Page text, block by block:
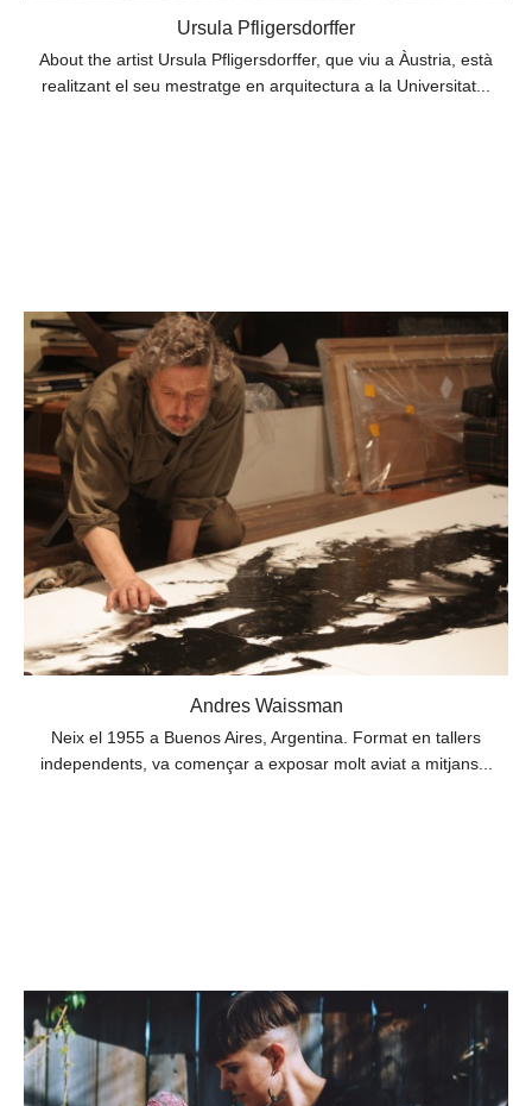
Ursula Pfligersdorffer
About the artist Ursula Pfligersdorffer, que viu a Àustria, està
realitzant el seu mestratge en arquitectura a la Universitat...
Andres Waissman
Neix el 1955 a Buenos Aires, Argentina. Format en tallers
independents, va començar a exposar molt aviat a mitjans...